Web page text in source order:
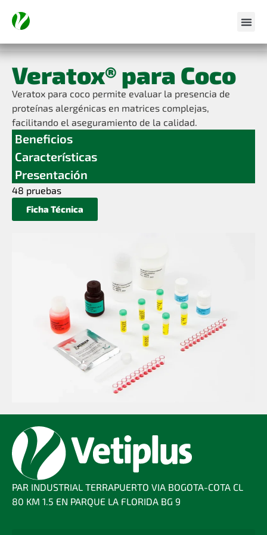
Veratox® para Coco
Veratox para coco permite evaluar la presencia de
proteínas alergénicas en matrices complejas,
facilitando el aseguramiento de la calidad.
Beneficios
Características
Presentación
48 pruebas
Ficha Técnica
PAR INDUSTRIAL TERRAPUERTO VIA BOGOTA-COTA CL
80 KM 1.5 EN PARQUE LA FLORIDA BG 9